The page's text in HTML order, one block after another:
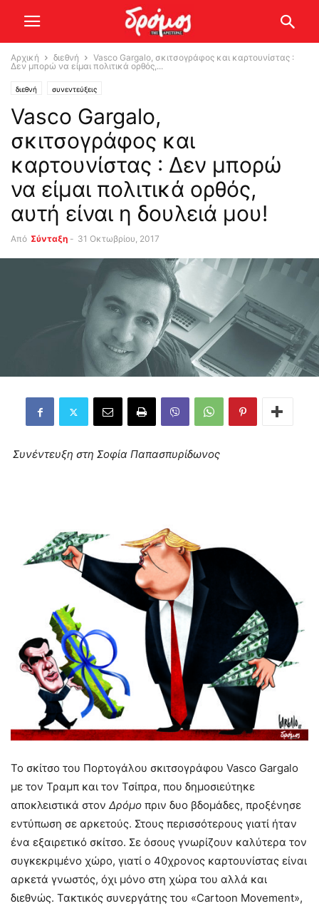
Αρχική διεθνή
Vasco Gargalo, σκιτσογράφος και καρτουνίστας :
Δεν μπορώ να είμαι πολιτικά ορθός,...
διεθνή συνεντεύξεις
Vasco Gargalo,
σκιτσογράφος και
καρτουνίστας : Δεν μπορώ
να είμαι πολιτικά ορθός,
αυτή είναι η δουλειά μου!
Από Σύνταξη - 31 Οκτωβρίου, 2017
Συνέντευξη στη Σοφία Παπασπυρίδωνος
Το σκίτσο του Πορτογάλου σκιτσογράφου Vasco Gargalo
με τον Τραμπ και τον Τσίπρα, που δημοσιεύτηκε
αποκλειστικά στον Δρόμο πριν δυο βδομάδες, προξένησε
εντύπωση σε αρκετούς. Στους περισσότερους γιατί ήταν
ένα εξαιρετικό σκίτσο. Σε όσους γνωρίζουν καλύτερα τον
συγκεκριμένο χώρο, γιατί ο 40χρονος καρτουνίστας είναι
αρκετά γνωστός, όχι μόνο στη χώρα του αλλά και
διεθνώς. Τακτικός συνεργάτης του «Cartoon Movement»,